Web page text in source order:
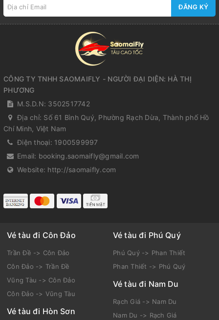
ĐĂNG KÝ
CÔNG TY TNHH SAOMAIFLY - NGƯỜI ĐẠI DIỆN: HÀ THỊ
PHƯƠNG
M.S.D.N: 3502517742
Địa chỉ: Số 61 Bình Quý, Phường Rạch Dừa, Thành phố Hồ
Chí Minh, Việt Nam
Điện thoại: 1900599997
Email: booking.saomaifly@gmail.com
Website: http://saomaifly.com
Vé tàu đi Côn Đảo
Trần Đề -> Côn Đảo
Côn Đảo -> Trần Đề
Vũng Tàu -> Côn Đảo
Côn Đảo -> Vũng Tàu
Vé tàu đi Hòn Sơn
Vé tàu đi Phú Quý
Phú Quý -> Phan Thiết
Phan Thiết -> Phú Quý
Vé tàu đi Nam Du
Rạch Giá -> Nam Du
Nam Du -> Rạch Giá